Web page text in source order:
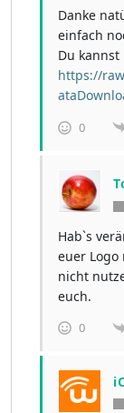
Danke
einfach
Du kannst
https://
0
Hab`s
euer
nicht
euch.
0